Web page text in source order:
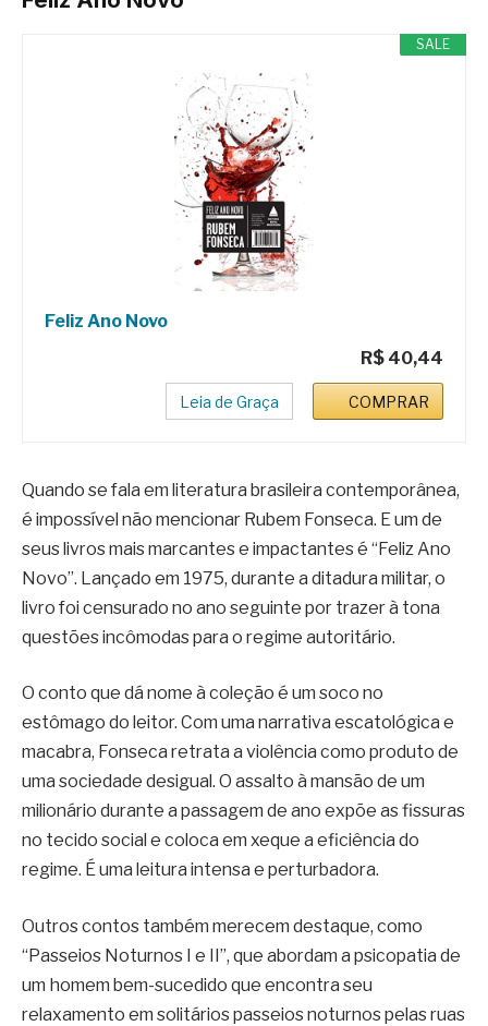
SALE
Feliz Ano Novo
R$ 40,44
Leia de Graça COMPRAR
Quando se fala em literatura brasileira contemporânea,
é impossível não mencionar Rubem Fonseca. E um de
seus livros mais marcantes e impactantes é “Feliz Ano
Novo”. Lançado em 1975, durante a ditadura militar, o
livro foi censurado no ano seguinte por trazer à tona
questões incômodas para o regime autoritário.
O conto que dá nome à coleção é um soco no
estômago do leitor. Com uma narrativa escatológica e
macabra, Fonseca retrata a violência como produto de
uma sociedade desigual. O assalto à mansão de um
milionário durante a passagem de ano expõe as fissuras
no tecido social e coloca em xeque a eficiência do
regime. É uma leitura intensa e perturbadora.
Outros contos também merecem destaque, como
“Passeios Noturnos I e II”, que abordam a psicopatia de
um homem bem-sucedido que encontra seu
relaxamento em solitários passeios noturnos pelas ruas